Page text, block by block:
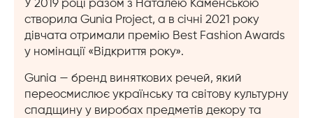
У 2019 році разом з Наталею Каменською
створила Gunia Project, а в січні 2021 року
дівчата отримали премію Best Fashion Awards
у номінації «Відкриття року».
Gunia — бренд виняткових речей, який
переосмислює українську та світову культурну
спадщину у виробах предметів декору та